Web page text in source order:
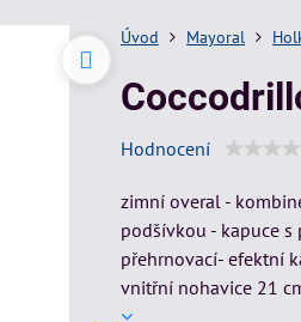
Úvod Mayoral
Hodnocení
zimní overal -
podšívkou - kapuce
přehrnovací- efektní
vnitřní nohavice 21